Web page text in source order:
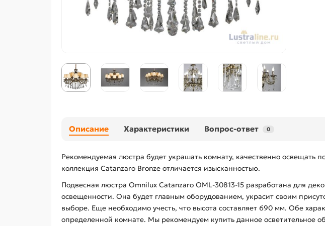
Описание Характеристики Вопрос-ответ 0
Рекомендуемая люстра будет украшать комнату, качественно
коллекция Catanzaro Bronze отличается изысканностью.
Подвесная люстра Omnilux Catanzaro OML-30813-15 разработана для
освещенности. Она будет главным оборудованием, украсит своим
выборе. Еще необходимо учесть, что высота составляет 690 мм. Обе
определенной комнате. Мы рекомендуем купить данное осветительное